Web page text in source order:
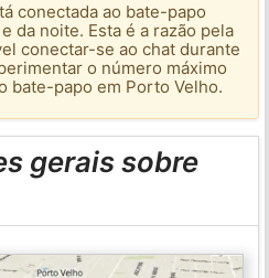
conectada ao bate-papo
da noite. Esta é a razão pela
conectar-se ao chat durante
o número máximo
bate-papo em Porto Velho.
gerais sobre